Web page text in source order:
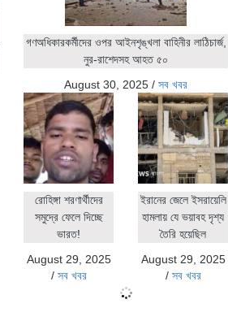
গণঅধিকারকর্মীদের ওপর আইনশৃঙ্খলা বাহিনীর লাঠিচার্জ,
নুর-রাশেদসহ আহত ৫০
August 30, 2025 /সব খবর
রোহিঙ্গা শরণার্থীদের
সমুদ্রে ফেলে দিচ্ছে
ভারত!
August 29, 2025
/ সব খবর
ইরানের জেলে ইসরায়েলি
হামলায় যে ভয়াবহ দৃশ্য
তৈরি হয়েছিল
August 29, 2025
/ সব খবর